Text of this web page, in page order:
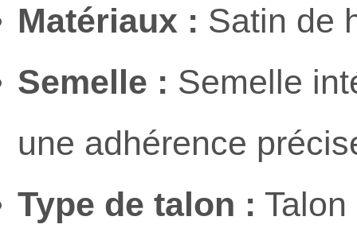
Matériaux : Satin de
Semelle : Semelle
une adhérence
Type de talon :